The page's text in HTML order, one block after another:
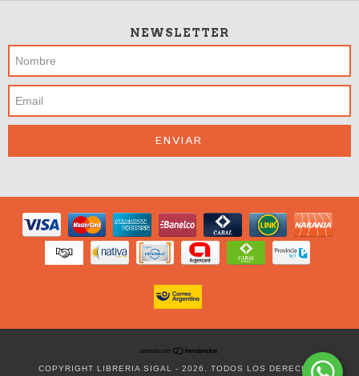
NEWSLETTER
COPYRIGHT LIBRERIA SIGAL - 2026. TODOS LOS DERECHOS